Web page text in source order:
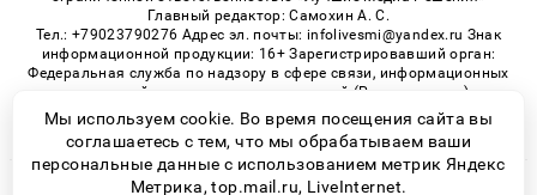
Главный редактор: Самохин А. С.
Тел.: +79023790276 Адрес эл. почты: infolivesmi@yandex.ru Знак
информационной продукции: 16+ Зарегистрировавший орган:
Федеральная служба по надзору в сфере связи, информационных
технологий и массовых коммуникаций (Роскомнадзор)
Регистрационный номер СМИ ЭЛ № ФС 77 - 82535 от 21.01.2022
Мы используем cookie. Во время посещения сайта вы
соглашаетесь с тем, что мы обрабатываем ваши
персональные данные с использованием метрик Яндекс
Метрика, top.mail.ru, LiveInternet.